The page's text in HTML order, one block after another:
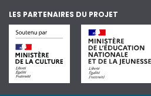
LES PARTENAIRES DU PROJET